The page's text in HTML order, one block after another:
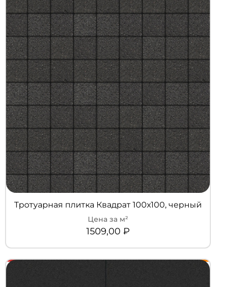
Тротуарная плитка Квадрат 100х100, черный
1509,00 ₽